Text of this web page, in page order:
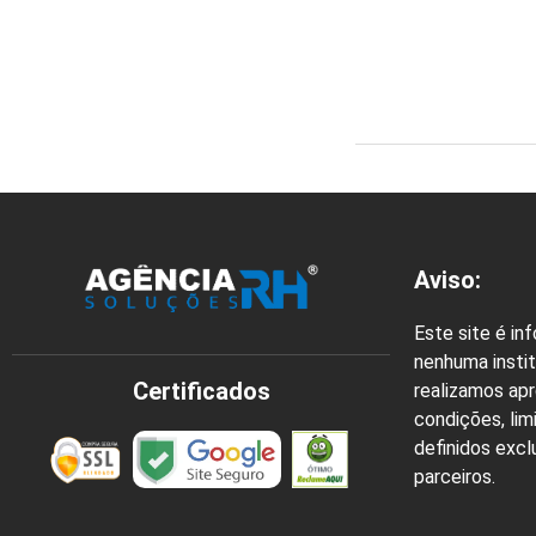
Certificados
Aviso:
Este site é
nenhuma
realizamos
condições,
definidos
parceiros.